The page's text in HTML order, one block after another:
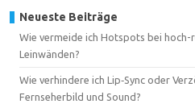
Neueste Beiträge
Wie vermeide ich Hotspots bei hoch-
Leinwänden?
Wie verhindere ich Lip‑Sync oder
Fernseherbild und Sound?